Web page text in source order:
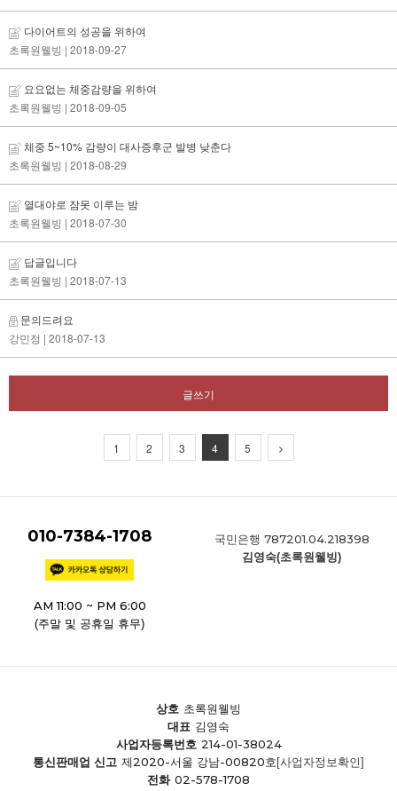
다이어트의 성공을 위하여
초록원웰빙 | 2018-09-27
요요없는 체중감량을 위하여
초록원웰빙 | 2018-09-05
체중 5~10% 감량이 대사증후군 발병 낮춘다
초록원웰빙 | 2018-08-29
열대야로 잠못 이루는 밤
초록원웰빙 | 2018-07-30
답글입니다
초록원웰빙 | 2018-07-13
문의드려요
강민정 | 2018-07-13
글쓰기
1 2 3 4 5
010-7384-1708
AM 11:00 ~ PM 6:00
(주말 및 공휴일 휴무)
국민은행 787201.04.218398
김영숙(초록원웰빙)
상호 초록원웰빙
대표 김영숙
사업자등록번호 214-01-38024
통신판매업 신고 제2020-서울 강남-00820호 [사업자정보확인]
전화 02-578-1708